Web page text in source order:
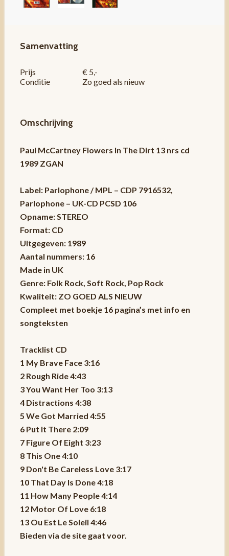
Samenvatting
Prijs
€ 5,-
Conditie
Zo goed als nieuw
Omschrijving
Paul McCartney Flowers In The Dirt 13 nrs cd
1989 ZGAN
Label: Parlophone / MPL – CDP 7916532,
Parlophone – UK-CD PCSD 106
Opname: STEREO
Format: CD
Uitgegeven: 1989
Aantal nummers: 16
Made in UK
Genre: Folk Rock, Soft Rock, Pop Rock
Kwaliteit: ZO GOED ALS NIEUW
Compleet met boekje 16 pagina’s met info en
songteksten
Tracklist CD
1 My Brave Face 3:16
2 Rough Ride 4:43
3 You Want Her Too 3:13
4 Distractions 4:38
5 We Got Married 4:55
6 Put It There 2:09
7 Figure Of Eight 3:23
8 This One 4:10
9 Don't Be Careless Love 3:17
10 That Day Is Done 4:18
11 How Many People 4:14
12 Motor Of Love 6:18
13 Ou Est Le Soleil 4:46
Bieden via de site gaat voor.